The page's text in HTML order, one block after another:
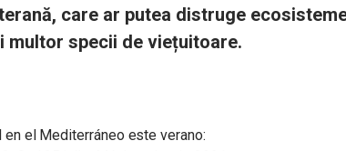
care ar putea distruge
multor specii de viețuitoare.
en el Mediterráneo este verano: